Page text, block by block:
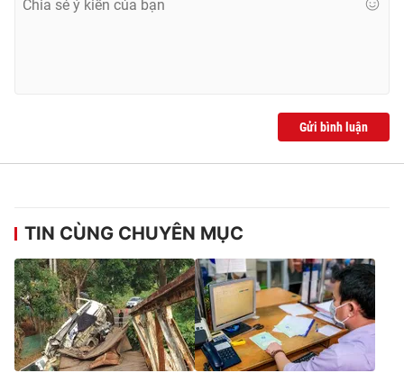
Phó Tổng Biên tập:Nguyễn Thị Mỹ Hạnh, Phạm Quốc Thắng,
Gửi bình luận
TIN CÙNG CHUYÊN MỤC